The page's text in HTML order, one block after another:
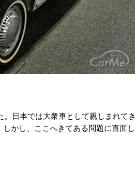
。日本では大衆車として親しまれてき
かし、ここへきてある問題に直面し